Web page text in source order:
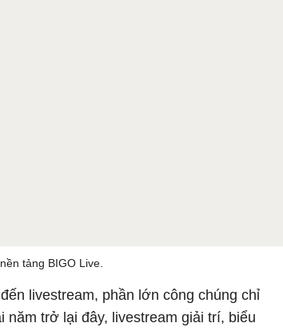
tảng BIGO Live.
livestream, phần lớn công chúng chỉ
năm trở lại đây, livestream giải trí, biểu